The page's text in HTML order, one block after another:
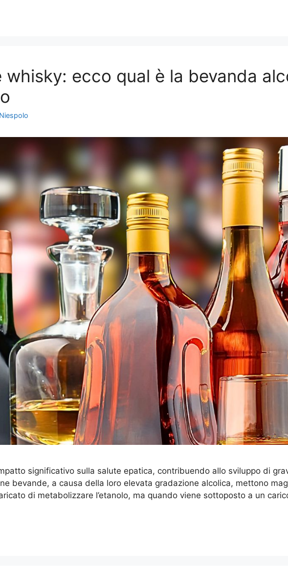
whisky: ecco qual è la bevanda
significativo sulla salute epatica, contribuendo allo sviluppo di
bevande, a causa della loro elevata gradazione alcolica, mettono
di metabolizzare l’etanolo, ma quando viene sottoposto a un